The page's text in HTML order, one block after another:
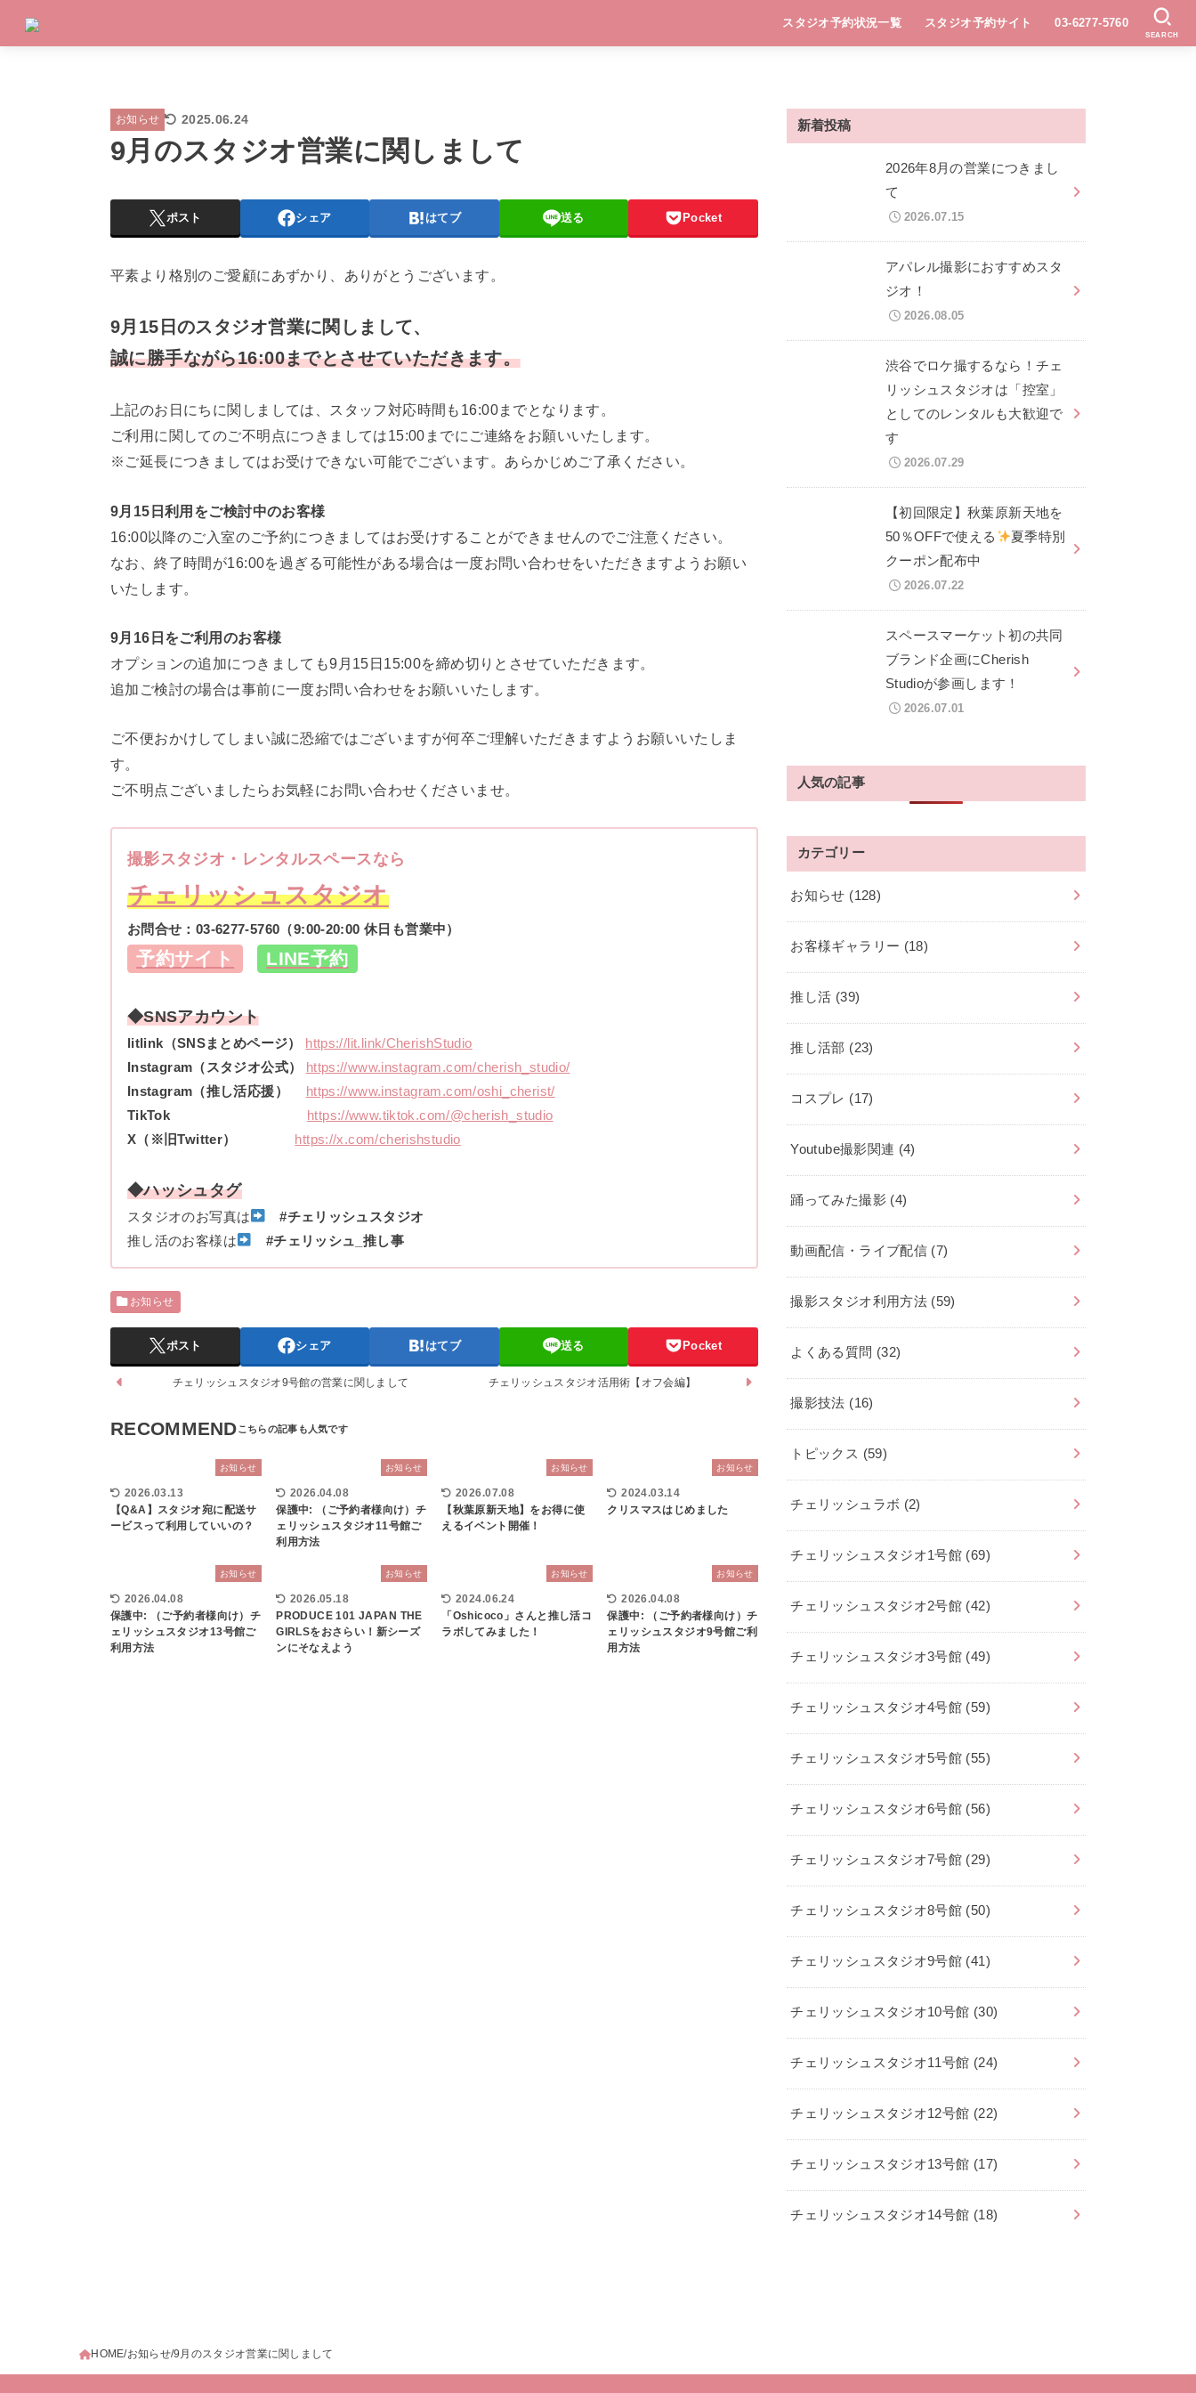
スタジオ予約状況一覧 スタジオ予約サイト 03-6277-5760
SEARCH
お知らせ 2025.06.24
9月のスタジオ営業に関しまして
ポスト シェア はてブ 送る Pocket
平素より格別のご愛顧にあずかり、ありがとうございます。
9月15日のスタジオ営業に関しまして、
誠に勝手ながら16:00までとさせていただきます。
上記のお日にちに関しましては、スタッフ対応時間も16:00までとなります。
ご利用に関してのご不明点につきましては15:00までにご連絡をお願いいたします。
※ご延長につきましてはお受けできない可能でございます。あらかじめご了承ください。
9月15日利用をご検討中のお客様
16:00以降のご入室のご予約につきましてはお受けすることができませんのでご注意ください。
なお、終了時間が16:00を過ぎる可能性がある場合は一度お問い合わせをいただきますようお願い
いたします。
9月16日をご利用のお客様
オプションの追加につきましても9月15日15:00を締め切りとさせていただきます。
追加ご検討の場合は事前に一度お問い合わせをお願いいたします。
ご不便おかけしてしまい誠に恐縮ではございますが何卒ご理解いただきますようお願いいたしま
す。
ご不明点ございましたらお気軽にお問い合わせくださいませ。
撮影スタジオ・レンタルスペースなら
チェリッシュスタジオ
お問合せ： 03-6277-5760 （9:00-20:00 休日も営業中）
予約サイト LINE予約
◆SNSアカウント
litlink（SNSまとめページ）
https://lit.link/CherishStudio
Instagram（スタジオ公式）
https://www.instagram.com/cherish_studio/
Instagram（推し活応援）
https://www.instagram.com/oshi_cherist/
TikTok
https://www.tiktok.com/@cherish_studio
X（※旧Twitter）
https://x.com/cherishstudio
◆ハッシュタグ
スタジオのお写真は
#チェリッシュスタジオ
推し活のお客様は
#チェリッシュ_推し事
お知らせ
ポスト シェア はてブ 送る Pocket
チェリッシュスタジオ9号館の営業に関しまして チェリッシュスタジオ活用術【オフ会編】
RECOMMEND
お知らせ
2026.03.13
【Q&A】スタジオ宛に配送サ
ービスって利用していいの？
お知らせ
2026.04.08
保護中: （ご予約者様向け）チ
ェリッシュスタジオ11号館ご
利用方法
お知らせ
2026.07.08
【秋葉原新天地】をお得に使
えるイベント開催！
お知らせ
2024.03.14
クリスマスはじめました
お知らせ
2026.04.08
保護中: （ご予約者様向け）チ
ェリッシュスタジオ13号館ご
利用方法
お知らせ
2026.05.18
PRODUCE 101 JAPAN THE
GIRLSをおさらい！新シーズ
ンにそなえよう
お知らせ
2024.06.24
「Oshicoco」さんと推し活コ
ラボしてみました！
お知らせ
2026.04.08
保護中: （ご予約者様向け）チ
ェリッシュスタジオ9号館ご利
用方法
新着投稿
2026年8月の営業につきまし
て
2026.07.15
アパレル撮影におすすめスタ
ジオ！
2026.08.05
渋谷でロケ撮するなら！チェ
リッシュスタジオは「控室」
としてのレンタルも大歓迎で
す
2026.07.29
【初回限定】秋葉原新天地を
50％OFFで使える
夏季特別
クーポン配布中
2026.07.22
スペースマーケット初の共同
ブランド企画にCherish
Studioが参画します！
2026.07.01
人気の記事
カテゴリー
お知らせ (128)
お客様ギャラリー (18)
推し活 (39)
推し活部 (23)
コスプレ (17)
Youtube撮影関連 (4)
踊ってみた撮影 (4)
動画配信・ライブ配信 (7)
撮影スタジオ利用方法 (59)
よくある質問 (32)
撮影技法 (16)
トピックス (59)
チェリッシュラボ (2)
チェリッシュスタジオ1号館 (69)
チェリッシュスタジオ2号館 (42)
チェリッシュスタジオ3号館 (49)
チェリッシュスタジオ4号館 (59)
チェリッシュスタジオ5号館 (55)
チェリッシュスタジオ6号館 (56)
チェリッシュスタジオ7号館 (29)
チェリッシュスタジオ8号館 (50)
チェリッシュスタジオ9号館 (41)
チェリッシュスタジオ10号館 (30)
チェリッシュスタジオ11号館 (24)
チェリッシュスタジオ12号館 (22)
チェリッシュスタジオ13号館 (17)
チェリッシュスタジオ14号館 (18)
HOME お知らせ 9月のスタジオ営業に関しまして